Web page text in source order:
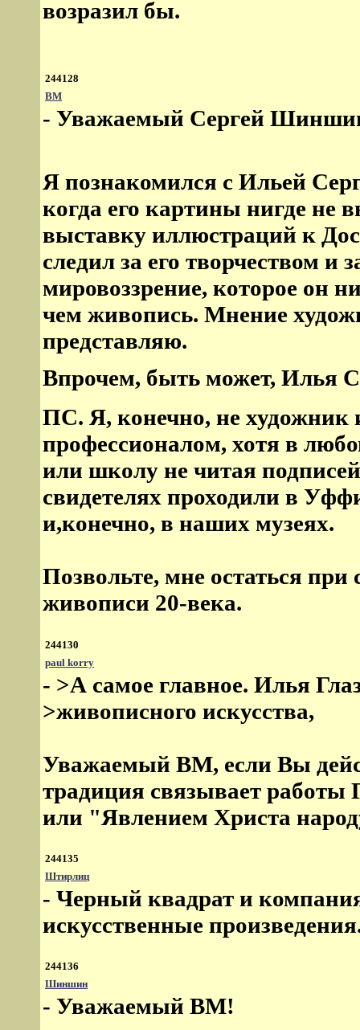
возразил бы.
244128
ВМ
- Уважаемый Сергей
Я познакомился с Ильей
когда его картины нигде не
выставку иллюстраций к
следил за его творчеством и
мировоззрение, которое он
чем живопись. Мнение
представляю.
Впрочем, быть может, Илья
ПС. Я, конечно, не художник
профессионалoм, хотя в
или школу не читая
свидетелях проходили в
и,конечно, в наших музеях.
Позвольте, мне остаться
живописи 20-века.
244130
paul korry
- >А самое главное. Илья
>живописного искусства,
Уважаемый ВМ, если Вы
традиция связывает
или "Явлением Христа
244135
Штирлиц
- Черный квадрат и
искусственные
244136
Шиншин
- Уважаемый ВМ!